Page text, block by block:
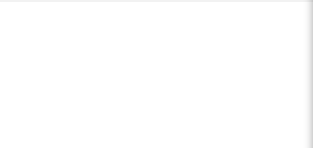
sem található.